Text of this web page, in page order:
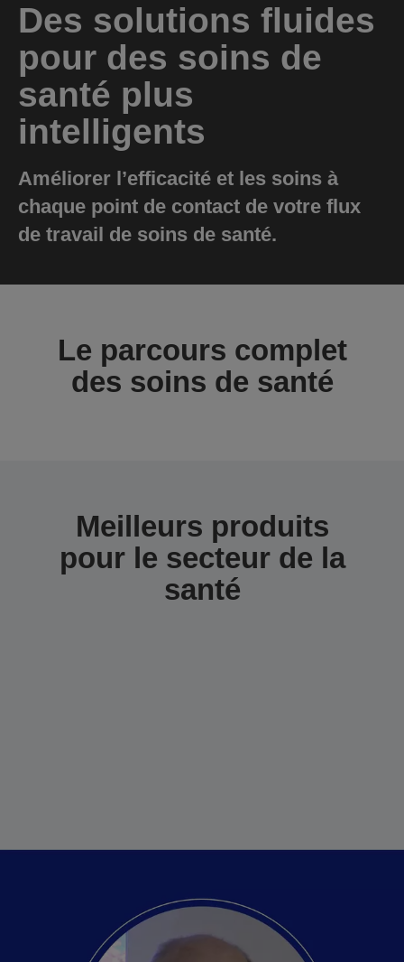
Des solutions fluides
pour des soins de
santé plus
intelligents
Améliorer l’efficacité et les soins à
chaque point de contact de votre flux
de travail de soins de santé.
Le parcours complet
des soins de santé
Meilleurs produits
pour le secteur de la
santé